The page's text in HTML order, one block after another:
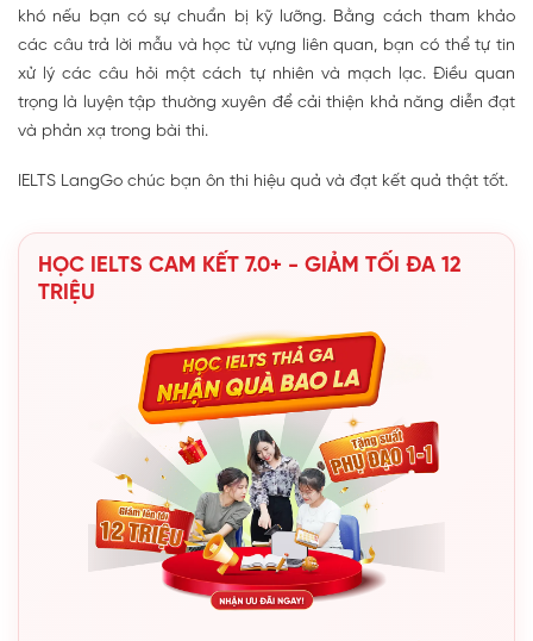
khó nếu bạn có sự chuẩn bị kỹ lưỡng. Bằng cách tham khảo
các câu trả lời mẫu và học từ vựng liên quan, bạn có thể tự tin
xử lý các câu hỏi một cách tự nhiên và mạch lạc. Điều quan
trọng là luyện tập thường xuyên để cải thiện khả năng diễn đạt
và phản xạ trong bài thi.
IELTS LangGo chúc bạn ôn thi hiệu quả và đạt kết quả thật tốt.
HỌC IELTS CAM KẾT 7.0+ - GIẢM TỐI ĐA 12
TRIỆU